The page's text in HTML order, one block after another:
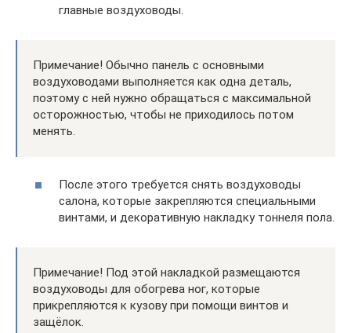
главные воздуховоды.
Примечание! Обычно панель с основными
воздуховодами выполняется как одна деталь,
поэтому с ней нужно обращаться с максимальной
осторожностью, чтобы не приходилось потом
менять.
После этого требуется снять воздуховоды
салона, которые закрепляются специальными
винтами, и декоративную накладку тоннеля пола.
Примечание! Под этой накладкой размещаются
воздуховоды для обогрева ног, которые
прикрепляются к кузову при помощи винтов и
защёлок.